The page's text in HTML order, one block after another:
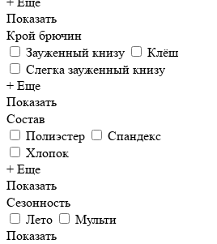
Показать
Крой брючин
Зауженный книзу
Клёш
Слегка зауженный книзу
+ Еще
Показать
Состав
Полиэстер
Спандекс
Хлопок
+ Еще
Показать
Сезонность
Лето
Мульти
Показать